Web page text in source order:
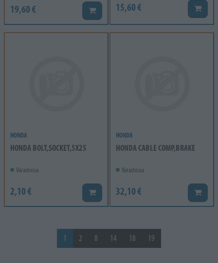
19,60 € Lisää koriin15,60 € Lisää
HONDA
HONDA BOLT,SOCKET,5X25
Varastossa
2,10 € Lisää koriin
HONDA
HONDA CABLE COMP,BRAKE
Varastossa
32,10 € Lisää
1 2 8 14 18 19